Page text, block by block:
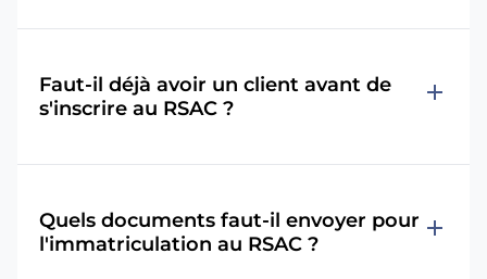
Faut-il déjà avoir un client avant de
s'inscrire au RSAC ?
add
Quels documents faut-il envoyer pour
l'immatriculation au RSAC ?
add